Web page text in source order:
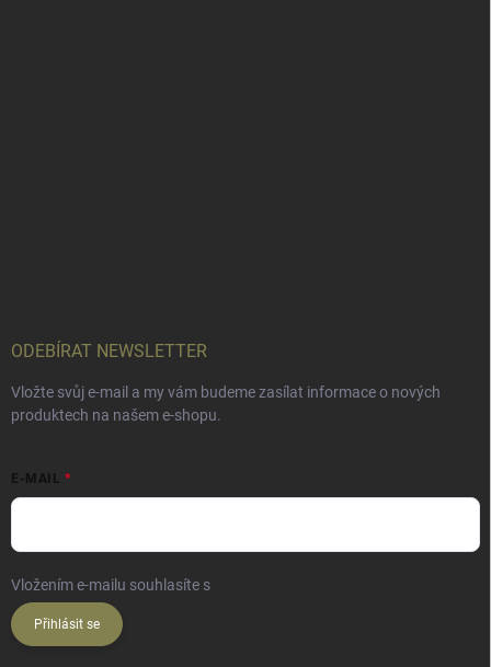
ODEBÍRAT NEWSLETTER
Vložte svůj e-mail a my vám budeme zasílat informace o nových
produktech na našem e-shopu.
E-MAIL
Vložením e-mailu souhlasíte s
Přihlásit se